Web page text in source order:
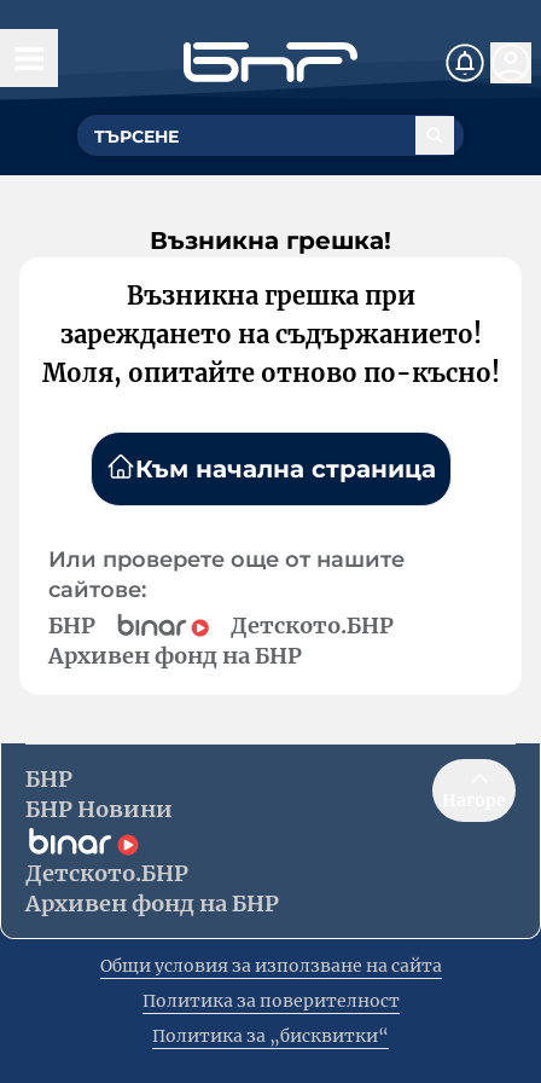
Възникна грешка!
Възникна грешка при
зареждането на съдържанието!
Моля, опитайте отново по-късно!
Към начална страница
Или проверете още от нашите
сайтове:
БНР
Детското.БНР
Архивен фонд на БНР
БНР
БНР Новини
Детското.БНР
Архивен фонд на БНР
Общи условия за използване на сайта
Политика за поверителност
Политика за „бисквитки“